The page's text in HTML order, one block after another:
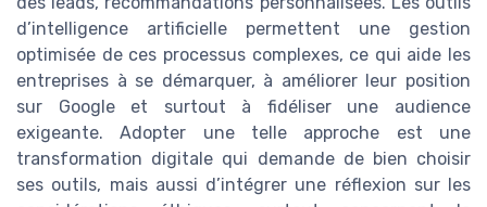
d’intelligence artificielle permettent une gestion
optimisée de ces processus complexes, ce qui aide les
entreprises à se démarquer, à améliorer leur position
sur Google et surtout à fidéliser une audience
exigeante. Adopter une telle approche est une
transformation digitale qui demande de bien choisir
ses outils, mais aussi d’intégrer une réflexion sur les